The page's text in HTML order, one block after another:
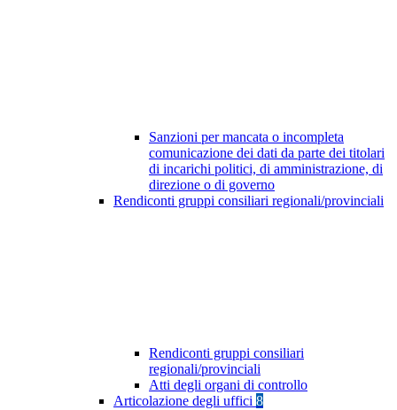
Sanzioni per mancata o incompleta
comunicazione dei dati da parte dei titolari
di incarichi politici, di amministrazione, di
direzione o di governo
Rendiconti gruppi consiliari regionali/provinciali
Rendiconti gruppi consiliari
regionali/provinciali
Atti degli organi di controllo
Articolazione degli uffici 8